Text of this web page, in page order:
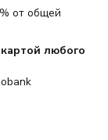
от общей
любого